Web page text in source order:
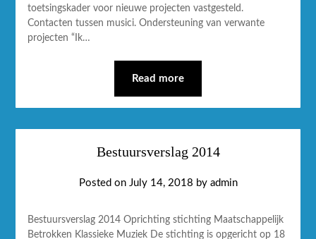
toetsingskader voor nieuwe projecten vastgesteld.
Contacten tussen musici. Ondersteuning van verwante
projecten “Ik…
Read more
Bestuursverslag 2014
Posted on July 14, 2018 by admin
Bestuursverslag 2014 Oprichting stichting Maatschappelijk
Betrokken Klassieke Muziek De stichting is opgericht op 18